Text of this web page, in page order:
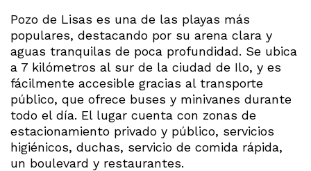
Pozo de Lisas es una de las playas más
populares, destacando por su arena clara y
aguas tranquilas de poca profundidad. Se ubica
a 7 kilómetros al sur de la ciudad de Ilo, y es
fácilmente accesible gracias al transporte
público, que ofrece buses y minivanes durante
todo el día. El lugar cuenta con zonas de
estacionamiento privado y público, servicios
higiénicos, duchas, servicio de comida rápida,
un boulevard y restaurantes.